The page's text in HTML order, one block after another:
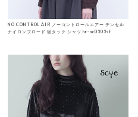
NO CONTROL AIR ノーコントロールエアー テンセル
ナイロンブロード 裾タック シャツ hr-nc0303sf